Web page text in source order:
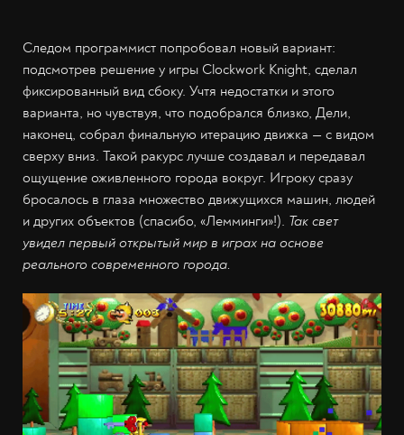
Следом программист попробовал новый вариант:
подсмотрев решение у игры Clockwork Knight, сделал
фиксированный вид сбоку. Учтя недостатки и этого
варианта, но чувствуя, что подобрался близко, Дели,
наконец, собрал финальную итерацию движка — с видом
сверху вниз. Такой ракурс лучше создавал и передавал
ощущение оживленного города вокруг. Игроку сразу
бросалось в глаза множество движущихся машин, людей
и других объектов (спасибо, «Лемминги»!). Так свет
увидел первый открытый мир в играх на основе
реального современного города.